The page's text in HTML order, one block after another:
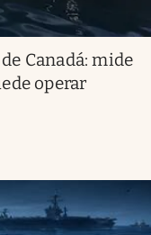
Canadá: mide
operar